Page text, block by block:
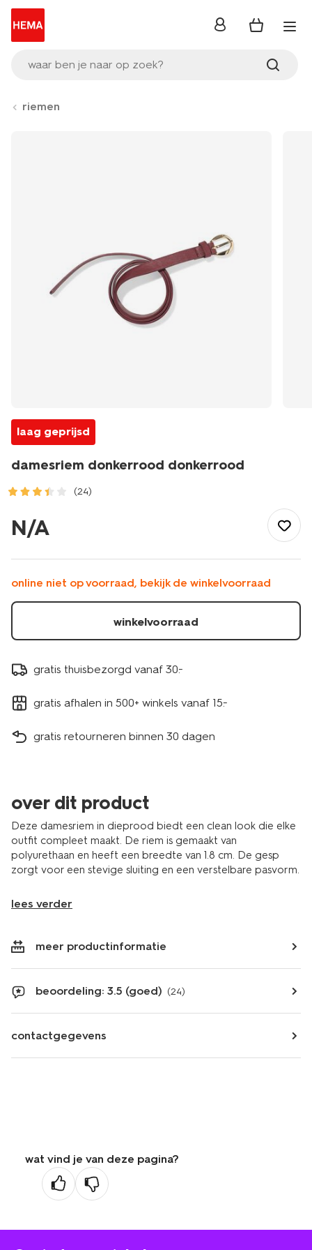
waar ben je naar op zoek?
inloggen
riemen
laag geprijsd
damesriem donkerrood donkerrood
(24)
donkerrood-
donkerrood-
N/A
online niet op voorraad, bekijk de winkelvoorraad
winkelvoorraad
gratis thuisbezorgd vanaf 30.-
gratis afhalen in 500+ winkels vanaf 15.-
gratis retourneren binnen 30 dagen
over dit product
Deze damesriem in dieprood biedt een clean look die elke
outfit compleet maakt. De riem is gemaakt van
polyurethaan en heeft een breedte van 1.8 cm. De gesp
zorgt voor een stevige sluiting en een verstelbare pasvorm.
lees verder
meer productinformatie
beoordeling: 3.5 (goed) (24)
contactgegevens
wat vind je van deze pagina?